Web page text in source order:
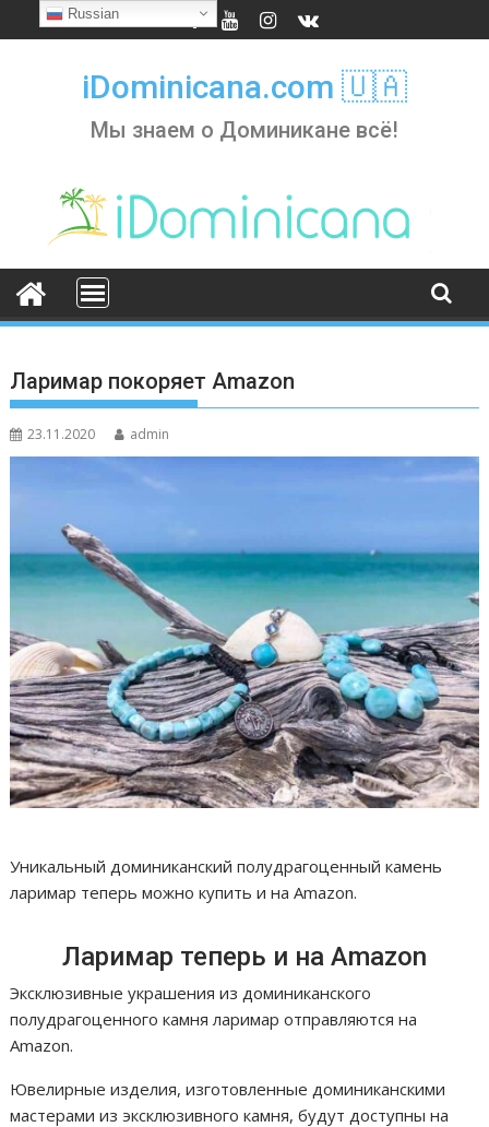
to
iDominicana.com 🇺🇦
Мы знаем о Доминикане всё!
Ларимар покоряет Amazon
23.11.2020 admin
Уникальный доминиканский полудрагоценный камень
ларимар теперь можно купить и на Amazon.
Ларимар теперь и на Amazon
Эксклюзивные украшения из доминиканского
полудрагоценного камня ларимар отправляются на
Amazon.
Ювелирные изделия, изготовленные доминиканскими
мастерами из эксклюзивного камня, будут доступны на
Russian